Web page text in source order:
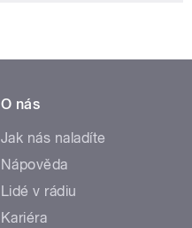
O nás
Jak nás naladíte
Nápověda
Lidé v rádiu
Kariéra